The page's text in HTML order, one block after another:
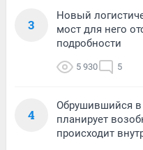
3
Новый
мост для него
подробности
5 930 5
4
Обрушившийся в
планирует
происходит